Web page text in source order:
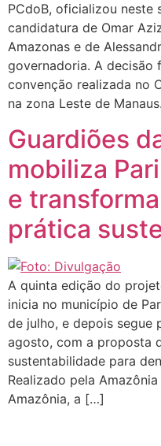
PCdoB, oficializou neste
candidatura de Omar
Amazonas e de
governadoria. A decisão
convenção realizada no
na zona Leste de
Guardiões
mobiliza
e
prática
A quinta edição do
inicia no município de
de julho, e depois segue
agosto, com a proposta
sustentabilidade para
Realizado pela
Amazônia, a […]